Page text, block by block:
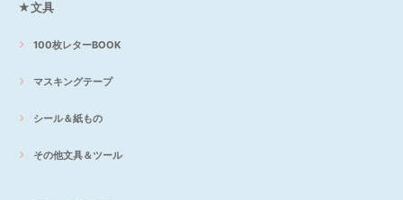
★文具
100枚レターBOOK
マスキングテープ
シール＆紙もの
その他文具＆ツール